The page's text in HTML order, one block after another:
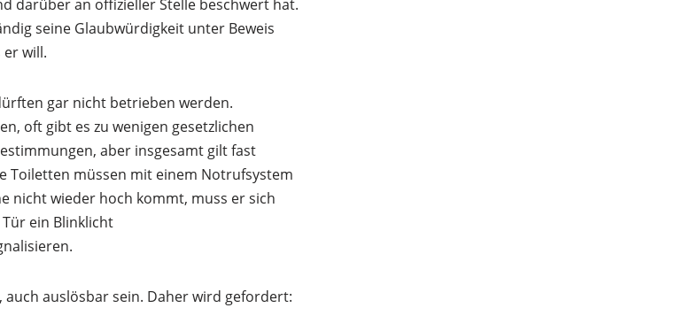
darüber an offizieller Stelle beschwert hat.
seine Glaubwürdigkeit unter Beweis
er will.
gar nicht betrieben werden.
oft gibt es zu wenigen gesetzlichen
aber insgesamt gilt fast
Toiletten müssen mit einem Notrufsystem
nicht wieder hoch kommt, muss er sich
ein Blinklicht
auslösbar sein. Daher wird gefordert: